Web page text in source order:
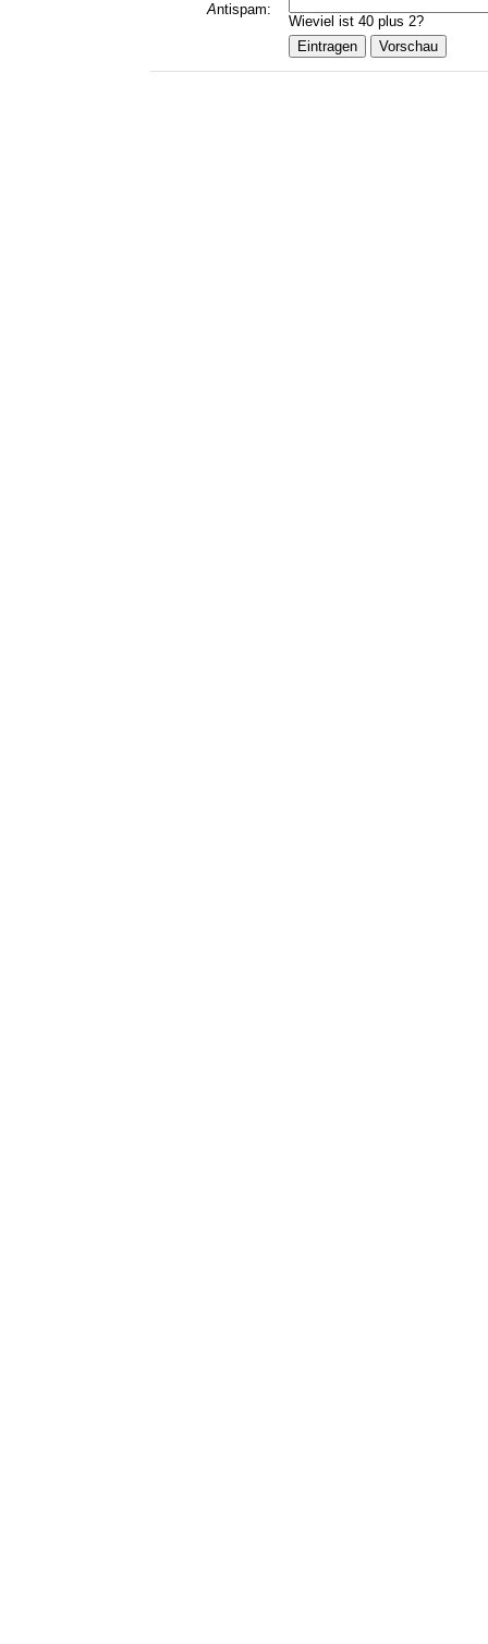
Antispam:
Wieviel ist 40 plus 2?